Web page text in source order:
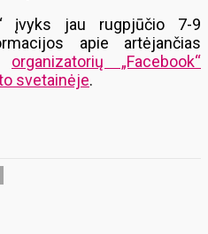
įvyks jau rugpjūčio 7-9
apie artėjančias
organizatorių „Facebook“
svetainėje.